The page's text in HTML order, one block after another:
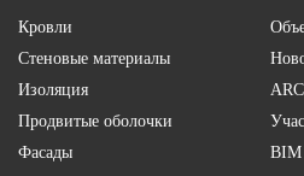
Кровли
Стеновые материалы
Изоляция
Продвитые оболочки
Фасады
BIM